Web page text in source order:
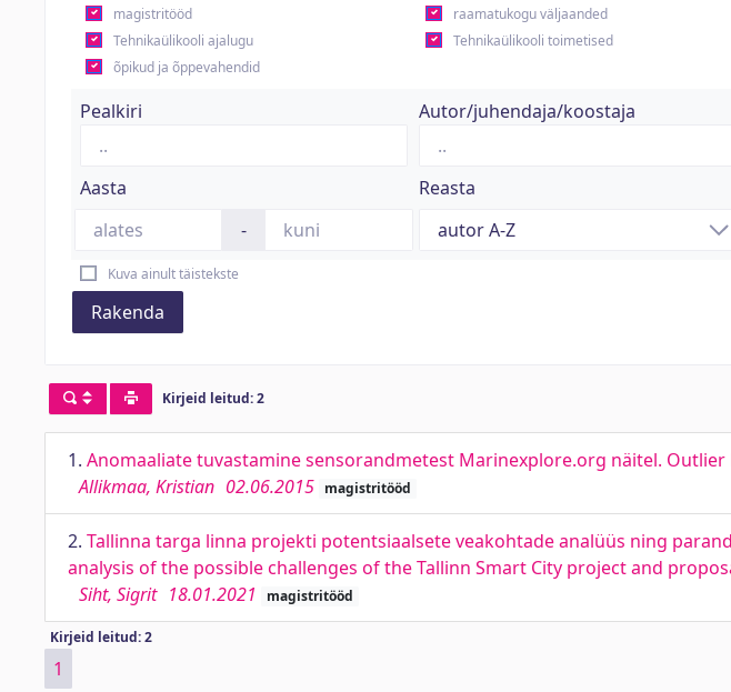
magistritööd
raamatukogu väljaanded
Tehnikaülikooli ajalugu
Tehnikaülikooli toimetised
õpikud ja õppevahendid
Pealkiri Autor/juhendaja/koostaja
Aasta
-
Reasta
Kuva ainult täistekste
Rakenda
Kirjeid leitud: 2
1. Anomaaliate tuvastamine sensorandmetest Marinexplore.org näitel.
Allikmaa, Kristian 02.06.2015 magistritööd
2. Tallinna targa linna projekti potentsiaalsete veakohtade analüüs ning
analysis of the possible challenges of the Tallinn Smart City project and
Siht, Sigrit 18.01.2021 magistritööd
Kirjeid leitud: 2
1